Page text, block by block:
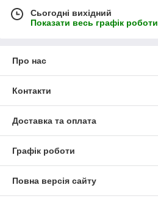
Сьогодні вихідний
Показати весь графік роботи
Про нас
Контакти
Доставка та оплата
Графік роботи
Повна версія сайту